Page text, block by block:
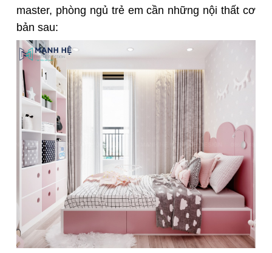
master, phòng ngủ trẻ em cần những nội thất cơ
bản sau: